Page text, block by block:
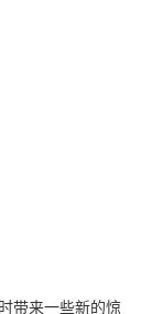
带来一些新的惊